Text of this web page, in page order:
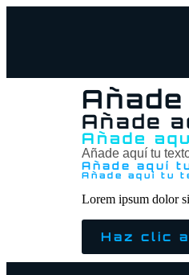
Añade
Añade
Añade aquí tu
Añade aquí
Añade aquí tu
Lorem ipsum dolor
Haz clic